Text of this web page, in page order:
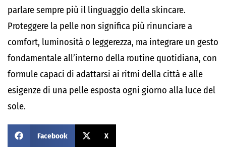
parlare sempre più il linguaggio della skincare.
Proteggere la pelle non significa più rinunciare a
comfort, luminosità o leggerezza, ma integrare un gesto
fondamentale all’interno della routine quotidiana, con
formule capaci di adattarsi ai ritmi della città e alle
esigenze di una pelle esposta ogni giorno alla luce del
sole.
Facebook X